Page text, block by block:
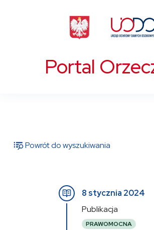
Portal
Powrót do wyszukiwania
8 stycznia 2024
Publikacja
PRAWOMOCNA